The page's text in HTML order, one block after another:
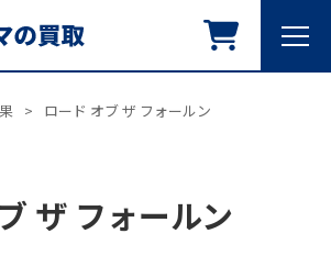
> ロード オブ ザ フォールン
ザ フォールン